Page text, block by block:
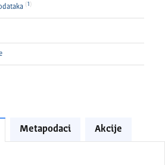
1
Metapodaci Akcije